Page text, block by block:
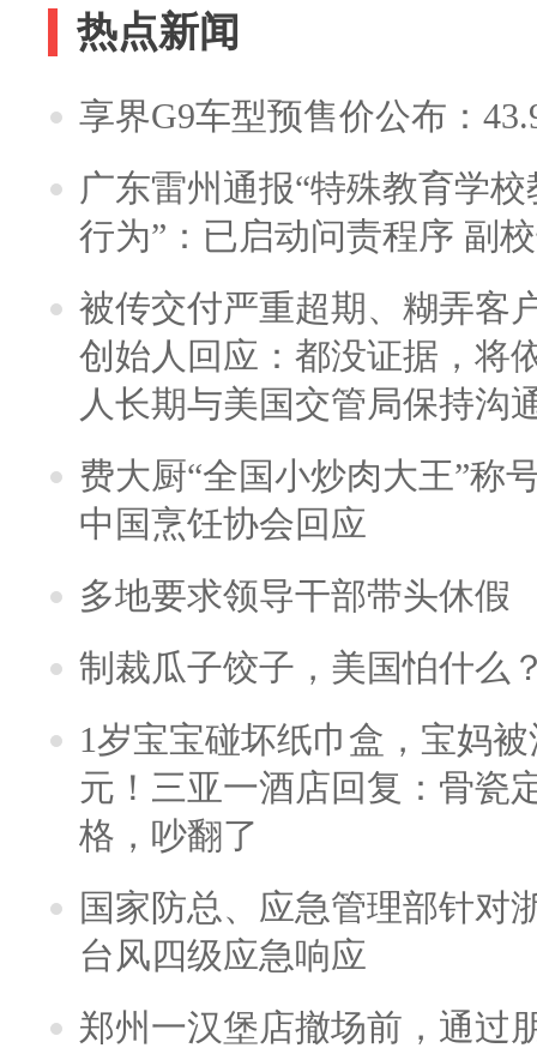
热点新闻
享界G9车型预售价公布：
广东雷州通报“特殊教育学
行为”：已启动问责程序 副
被传交付严重超期、糊弄客
创始人回应：都没证据，将
人长期与美国交管局保持沟
费大厨“全国小炒肉大王”称
中国烹饪协会回应
多地要求领导干部带头休假
制裁瓜子饺子，美国怕什么
1岁宝宝碰坏纸巾盒，宝妈
元！三亚一酒店回复：骨瓷
格，吵翻了
国家防总、应急管理部针对
台风四级应急响应
郑州一汉堡店撤场前，通过